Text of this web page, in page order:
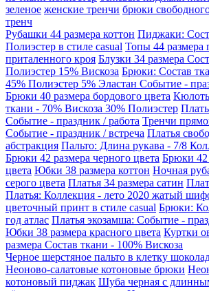
зеленое женские тренчи брюки
тренч
Рубашки 44 размера коттон Пиджаки:
Полиэстер в стиле casual Топы 44 размера
приталенного кроя Блузки 34 размера
Полиэстер 15% Вискоза Брюки: Состав
45% Полиэстер 5% Эластан Событие -
Брюки 40 размера бордового цвета
ткани - 70% Вискоза 30% Полиэстер
Событие - праздник / работа Тренчи
Событие - праздник / встреча Платья
абстракция Пальто: Длина рукава - 7/8
Брюки 42 размера черного цвета Брюки 42
цвета Юбки 38 размера коттон Ночная
серого цвета Платья 34 размера сатин
Платья: Коллекция - лето 2020 жатый
цветочный принт в стиле casual Брюки:
год атлас Платья экозамша: Событие -
Юбки 38 размера красного цвета Куртки
размера Состав ткани - 100% Вискоза
Черное шерстяное пальто в клетку
Неоново-салатовые котоновые брюки
котоновый пиджак Шуба черная с